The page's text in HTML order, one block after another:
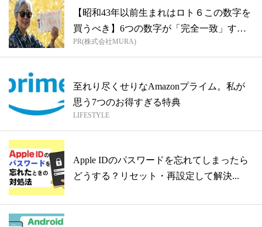
【昭和43年以前生まれはロト６この数字を
買うべき】6つの数字が「完全一致」する
方...
PR(株式会社MURA)
至れり尽くせりなAmazonプライム。私が
思う7つのお得すぎる特典
LIFESTYLE
Apple IDのパスワードを忘れてしまったら
どうする？リセット・再設定して解決...